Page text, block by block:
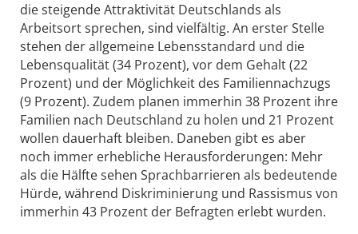
die steigende Attraktivität Deutschlands als
Arbeitsort sprechen, sind vielfältig. An erster Stelle
stehen der allgemeine Lebensstandard und die
Lebensqualität (34 Prozent), vor dem Gehalt (22
Prozent) und der Möglichkeit des Familiennachzugs
(9 Prozent). Zudem planen immerhin 38 Prozent ihre
Familien nach Deutschland zu holen und 21 Prozent
wollen dauerhaft bleiben. Daneben gibt es aber
noch immer erhebliche Herausforderungen: Mehr
als die Hälfte sehen Sprachbarrieren als bedeutende
Hürde, während Diskriminierung und Rassismus von
immerhin 43 Prozent der Befragten erlebt wurden.